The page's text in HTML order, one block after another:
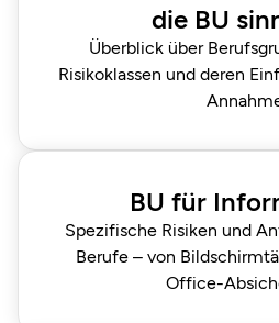
die BU
Überblick über
Risikoklassen und deren
BU für
Spezifische Risiken und
Berufe – von
Office-